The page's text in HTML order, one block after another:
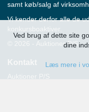
Ved brug af dette site
dine
Læs mere i
samt køb/salg af
Vi kender derfor alle de
konkursboaktiver.
© 2026 - Auktioner P/S
Kontakt
Auktioner P/S